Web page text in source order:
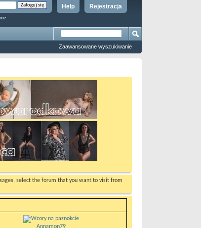
Rejestracja
Help
Zaawansowane wyszukiwanie
select the forum that you want to visit from
Annamon79